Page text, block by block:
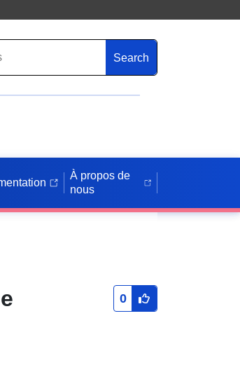
Search
À propos de
nous
0